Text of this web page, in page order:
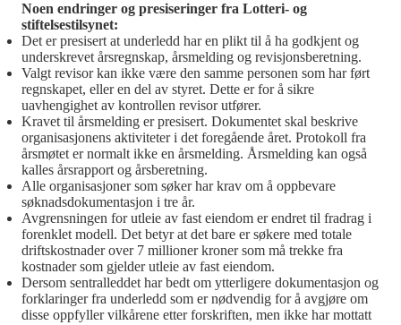
Noen endringer og presiseringer fra Lotteri- og
stiftelsestilsynet:
Det er presisert at underledd har en plikt til å ha godkjent og
underskrevet årsregnskap, årsmelding og revisjonsberetning.
Valgt revisor kan ikke være den samme personen som har ført
regnskapet, eller en del av styret. Dette er for å sikre
uavhengighet av kontrollen revisor utfører.
Kravet til årsmelding er presisert. Dokumentet skal beskrive
organisasjonens aktiviteter i det foregående året. Protokoll fra
årsmøtet er normalt ikke en årsmelding. Årsmelding kan også
kalles årsrapport og årsberetning.
Alle organisasjoner som søker har krav om å oppbevare
søknadsdokumentasjon i tre år.
Avgrensningen for utleie av fast eiendom er endret til fradrag i
forenklet modell. Det betyr at det bare er søkere med totale
driftskostnader over 7 millioner kroner som må trekke fra
kostnader som gjelder utleie av fast eiendom.
Dersom sentralleddet har bedt om ytterligere dokumentasjon og
forklaringer fra underledd som er nødvendig for å avgjøre om
disse oppfyller vilkårene etter forskriften, men ikke har mottatt